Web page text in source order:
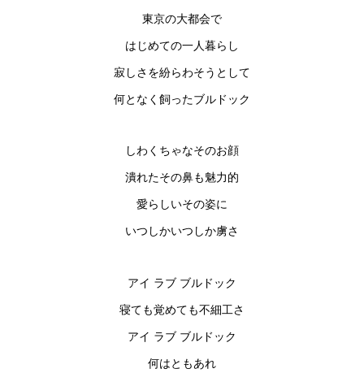
東京の大都会で
はじめての一人暮らし
寂しさを紛らわそうとして
何となく飼ったブルドック
しわくちゃなそのお顔
潰れたその鼻も魅力的
愛らしいその姿に
いつしかいつしか虜さ
アイ ラブ ブルドック
寝ても覚めても不細工さ
アイ ラブ ブルドック
何はともあれ